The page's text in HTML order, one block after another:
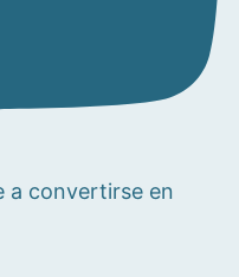
a convertirse en